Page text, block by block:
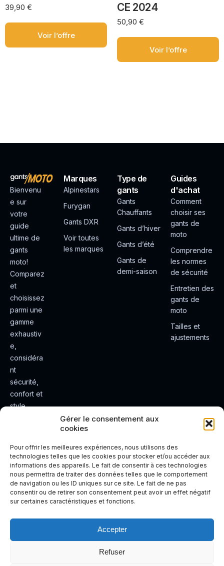
Gérer le consentement aux
cookies
Pour offrir les meilleures expériences, nous utilisons des
technologies telles que les cookies pour stocker et/ou accéder aux
informations des appareils. Le fait de consentir à ces technologies
nous permettra de traiter des données telles que le comportement
de navigation ou les ID uniques sur ce site. Le fait de ne pas
consentir ou de retirer son consentement peut avoir un effet négatif
sur certaines caractéristiques et fonctions.
Accepter
Refuser
39,90 €
Voir l’offre
CE 2024
50,90 €
Voir l’offre
Bienvenu
e sur
votre
guide
ultime de
gants
moto!
Comparez
et
choisissez
parmi une
gamme
exhaustiv
e,
considéra
nt
sécurité,
confort et
style.
e de
conduite
plus sûre
et plus
agréable.
Marques
Alpinestars
Furygan
Gants DXR
Voir toutes
les marques
Type de
gants
Gants
Chauffants
Gants d’hiver
Gants d’été
Gants de
demi-saison
Guides
d'achat
Comment
choisir ses
gants de
moto
Comprendre
les normes
de sécurité
Entretien des
gants de
moto
Tailles et
ajustements